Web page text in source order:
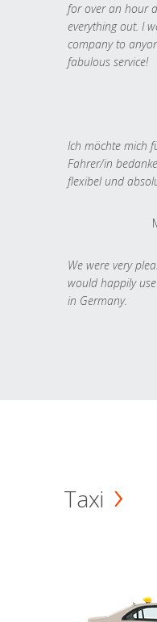
for over an hour
everything out. I
company to
fabulous service!
Ich möchte mich
Fahrer/in
flexibel und
We were very
would happily
in Germany.
Taxi